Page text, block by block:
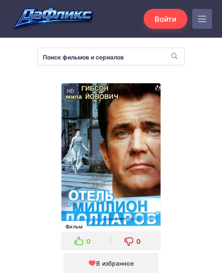
Войти
HD
Фильм
0 0
В избранное